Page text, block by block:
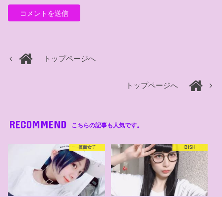
トップページへ
トップページへ
RECOMMEND こちらの記事も人気です。
仮面女子 BiSH